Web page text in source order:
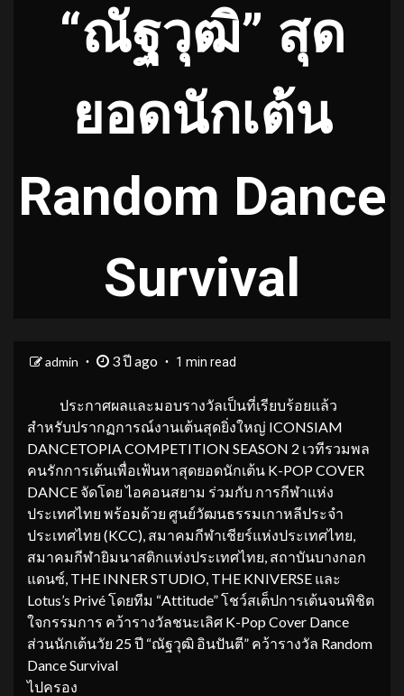
“ณัฐวุฒิ” สุด
ยอดนักเต้น
Random Dance
Survival
admin 3 ปี ago 1 min read
ประกาศผลและมอบรางวัลเป็นที่เรียบร้อยแล้ว
สำหรับปรากฏการณ์งานเต้นสุดยิ่งใหญ่ ICONSIAM
DANCETOPIA COMPETITION SEASON 2 เวทีรวมพล
คนรักการเต้นเพื่อเฟ้นหาสุดยอดนักเต้น K-POP COVER
DANCE จัดโดย ไอคอนสยาม ร่วมกับ การกีฬาแห่ง
ประเทศไทย พร้อมด้วย ศูนย์วัฒนธรรมเกาหลีประจำ
ประเทศไทย (KCC), สมาคมกีฬาเชียร์แห่งประเทศไทย,
สมาคมกีฬายิมนาสติกแห่งประเทศไทย, สถาบันบางกอก
แดนซ์, THE INNER STUDIO, THE KNIVERSE และ
Lotus’s Privé โดยทีม “Attitude” โชว์สเต็ปการเต้นจนพิชิต
ใจกรรมการ คว้ารางวัลชนะเลิศ K-Pop Cover Dance
ส่วนนักเต้นวัย 25 ปี “ณัฐวุฒิ อินปันตี” คว้ารางวัล Random
Dance Survival
ไปครอง